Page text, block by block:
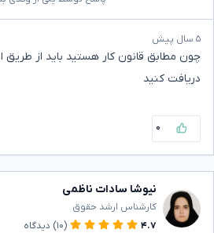
۵ سال پیش
چون مطابق قانون کار هستید باید از طریق
دریافت کنید
۰
نیوشا سادات ناظمی
کارشناس ارشد حقوق
۴.۷
(۱۰) دیدگاه